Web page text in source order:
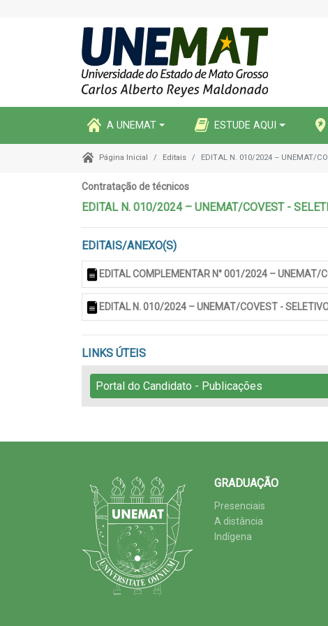
A UNEMAT ESTUDE AQUI
Página Inicial Editais EDITAL N. 010/2024 – UNEMAT/
Contratação de técnicos
EDITAL N. 010/2024 – UNEMAT/COVEST -
EDITAIS/ANEXO(S)
EDITAL COMPLEMENTAR N° 001/2024 – UNEMAT/
EDITAL N. 010/2024 – UNEMAT/COVEST -
LINKS ÚTEIS
Portal do Candidato - Publicações
GRADUAÇÃO
Presenciais
A distância
Indígena